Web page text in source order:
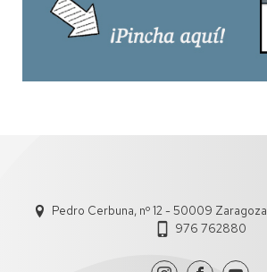
Pedro Cerbuna, nº 12 - 50009 Zaragoza
976 762880